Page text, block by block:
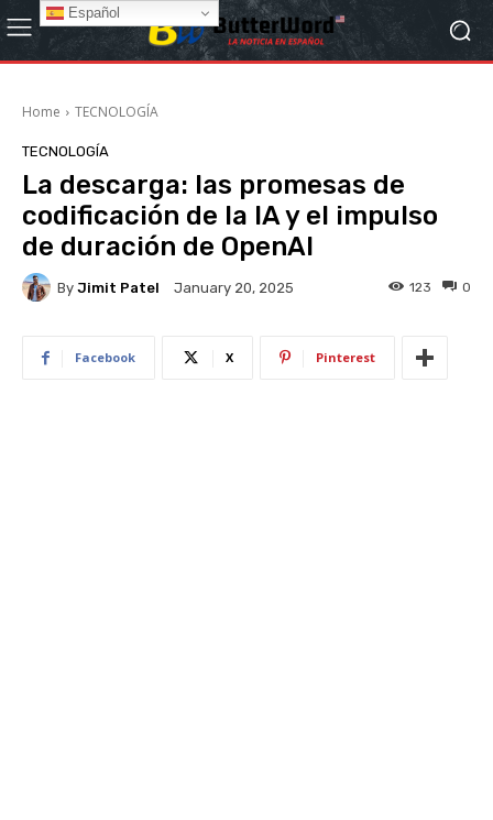
Home TECNOLOGÍA
TECNOLOGÍA
La descarga: las promesas de
codificación de la IA y el impulso
de duración de OpenAI
By Jimit Patel January 20, 2025 0
123
Facebook X Pinterest
Español